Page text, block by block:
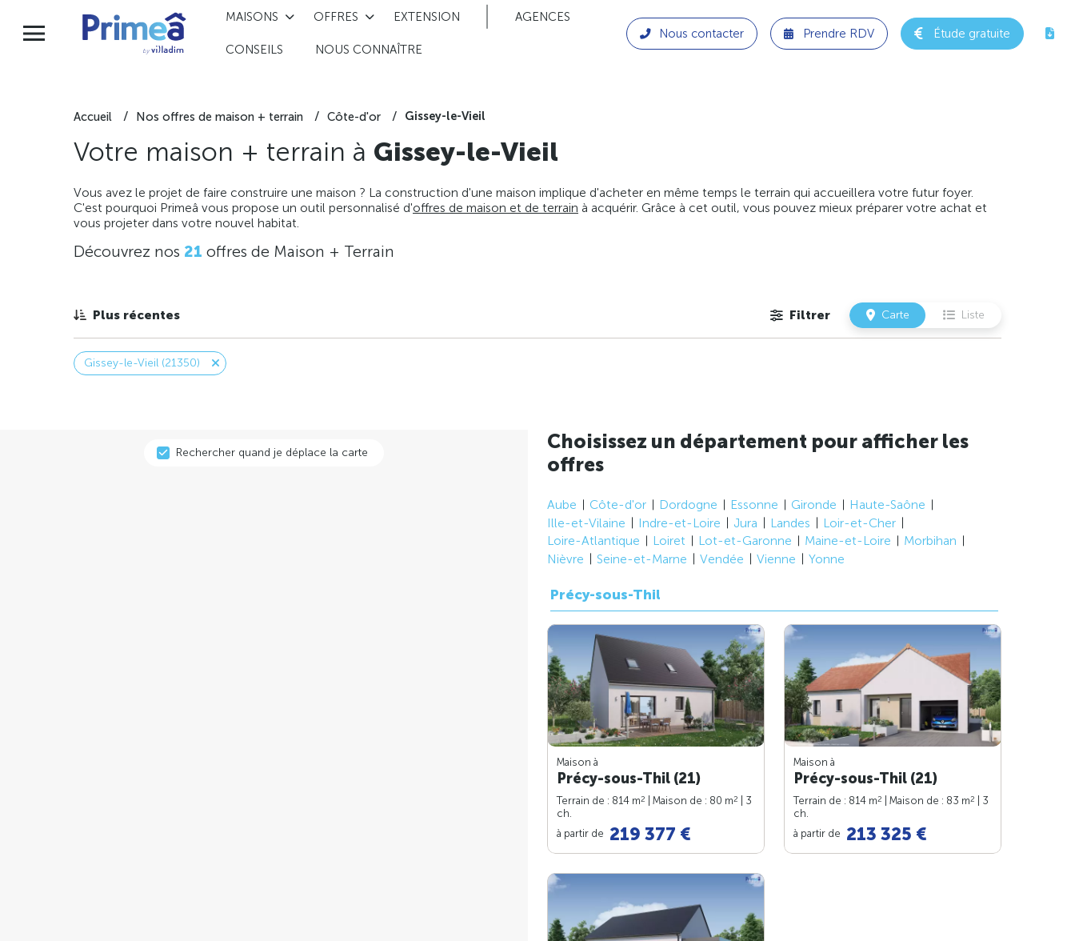
MAISONS OFFRES EXTENSION AGENCES
CONSEILS NOUS CONNAÎTRE
Nous contacter Prendre RDV Étude gratuite
Accueil Nos offres de maison + terrain Côte-d'or Gissey-le-Vieil
Votre maison + terrain à Gissey-le-Vieil
Vous avez le projet de faire construire une maison ? La construction d'une maison implique d'acheter en même temps le terrain qui accueillera votre futur foyer.
C'est pourquoi Primeâ vous propose un outil personnalisé d'offres de maison et de terrain à acquérir. Grâce à cet outil, vous pouvez mieux préparer votre achat et
vous projeter dans votre nouvel habitat.
Découvrez nos 21 offres de Maison + Terrain
Plus récentes Filtrer Carte Liste
Gissey-le-Vieil (21350)
Rechercher quand je déplace la carte
Choisissez un département pour afficher les
offres
Aube Côte-d'or Dordogne Essonne Gironde
Haute-Saône
Ille-et-Vilaine
Indre-et-Loire Jura Landes
Loir-et-Cher
Loire-Atlantique
Loiret Lot-et-Garonne Maine-et-Loire
Morbihan
Nièvre
Seine-et-Marne Vendée Vienne Yonne
Précy-sous-Thil
Maison à
Précy-sous-Thil (21)
Terrain de : 814 m2 | Maison de : 80 m2
| 3
ch.
à partir de 219 377 €
Maison à
Précy-sous-Thil (21)
Terrain de : 814 m2 | Maison de : 83 m2
| 3
ch.
à partir de 213 325 €